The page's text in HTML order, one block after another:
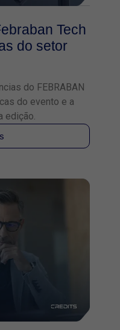
Tech
do setor
do FEBRABAN
do evento e a
edição.